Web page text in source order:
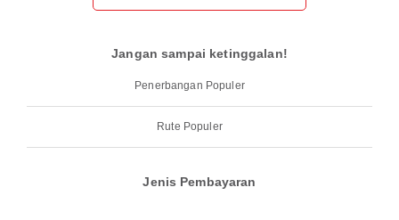
Jangan sampai ketinggalan!
Penerbangan Populer
Rute Populer
Jenis Pembayaran